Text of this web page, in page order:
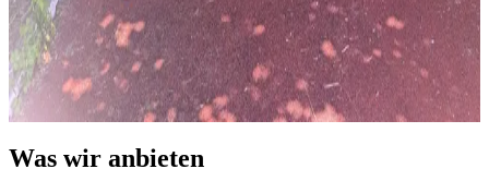
Ausblick: Das erwartet uns in der Saison 2026/27
Die Ligeneinteilung steht und der Spielplan ist da: Auftakt am 25.
Juli daheim gegen den FC Töging – und da...
Alle News & Termine ansehen
Was wir anbieten